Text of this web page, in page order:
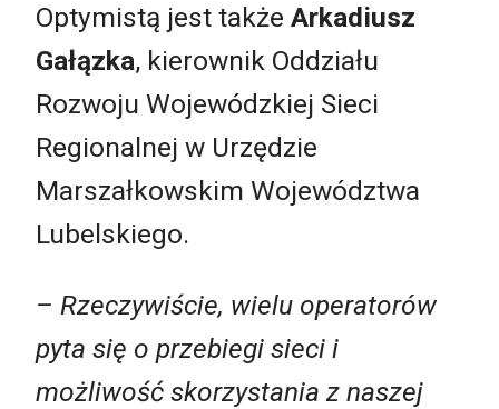
Optymistą jest także Arkadiusz
Gałązka, kierownik Oddziału
Rozwoju Wojewódzkiej Sieci
Regionalnej w Urzędzie
Marszałkowskim Województwa
Lubelskiego.
– Rzeczywiście, wielu operatorów
pyta się o przebiegi sieci i
możliwość skorzystania z naszej